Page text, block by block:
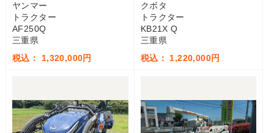
ヤンマー
トラクター
AF250Q
三重県
税込： 1,320,000円
クボタ
トラクター
KB21X Q
三重県
税込： 1,220,000円